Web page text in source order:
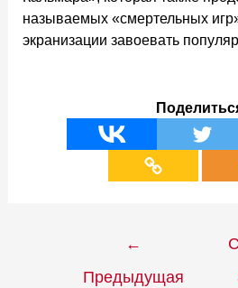
называемых «смертельных
экранизации завоевать
записям
←
Предыдущая